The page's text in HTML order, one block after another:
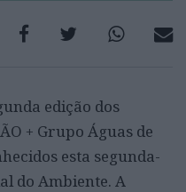
edição dos
+ Grupo Águas de
esta segunda-
do Ambiente. A